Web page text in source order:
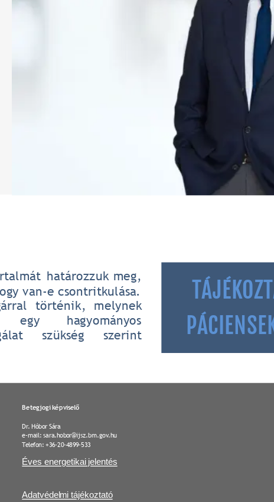
Betegjogi képviselő
Dr. Hóbor Sára
e-mail: sara.hobor@ijsz.bm.gov.hu
Telefon: +36-20-4899-533
Éves energetikai jelentés
határozzuk meg,
van-e csontritkulása.
történik, melynek
egy hagyományos
szükség szerint
Adatvédelmi tájékoztató